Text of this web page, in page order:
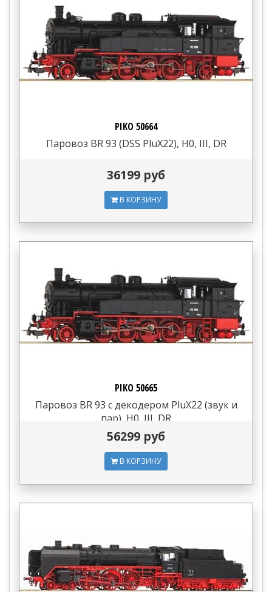
PIKO 50664
Паровоз BR 93 (DSS PluX22), H0, III, DR
36199 руб
В КОРЗИНУ
PIKO 50665
Паровоз BR 93 с декодером PluX22 (звук и
пар), H0, III, DR
56299 руб
В КОРЗИНУ